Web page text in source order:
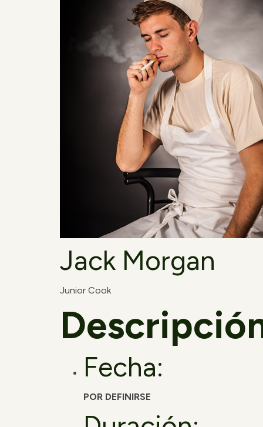
Jack Morgan
Junior Cook
Fecha:
POR DEFINIRSE